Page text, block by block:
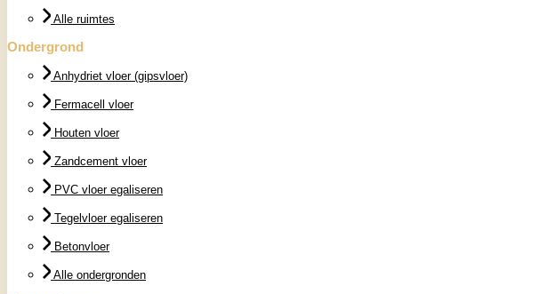
Alle ruimtes
Ondergrond
Anhydriet vloer (gipsvloer)
Fermacell vloer
Houten vloer
Zandcement vloer
PVC vloer egaliseren
Tegelvloer egaliseren
Betonvloer
Alle ondergronden